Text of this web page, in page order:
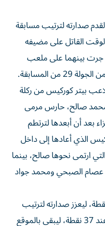
صدارته لترتيب مسابقة
القاتل على مضيفه
التي جرت بينهما على ملعب
المسابقة.
بيتر كوركيس من ركلة
حيث نجح محمد صالح، حارس مرمى
بعد أن أبعدها لترتطم
الذي أعادها إلى داخل
ارتمى نحوها صالح، بينما
عصام الصبحي ومحمد جواد
القوة الجوية رصيده إلى 69 نقطة، ليعزز صدارته لترتيب
الفرق، بينما توقف رصيد دهوك عند 37 نقطة، ليبقى بالموقع